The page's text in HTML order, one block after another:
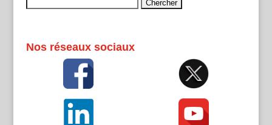
Nos réseaux sociaux